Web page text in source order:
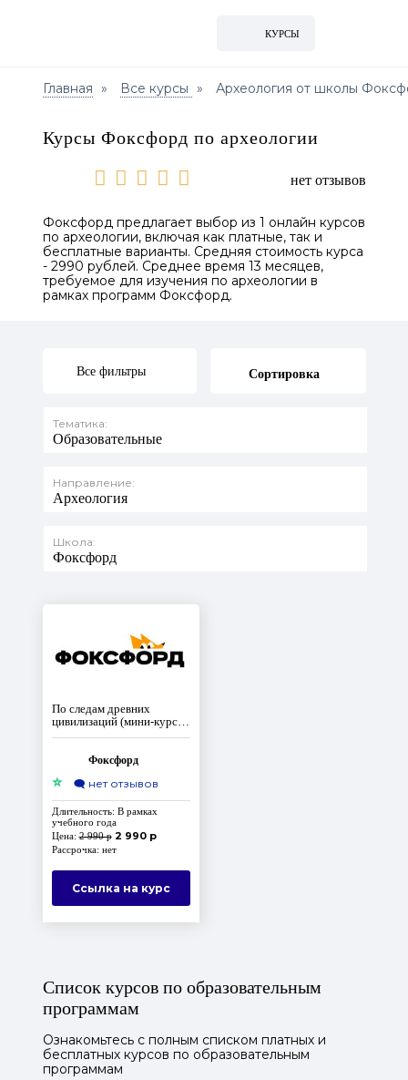
КУРСЫ
Главная Все курсы Археология от школы
Курсы Фоксфорд по археологии
нет отзывов
Фоксфорд предлагает выбор из 1 онлайн курсов
по археологии, включая как платные, так и
бесплатные варианты. Средняя стоимость курса
- 2990 рублей. Среднее время 13 месяцев,
требуемое для изучения по археологии в
рамках программ Фоксфорд.
Все фильтры Сортировка
Тематика:
Образовательные
Направление:
Археология
Школа:
Фоксфорд
По следам древних
цивилизаций (мини-курс
по истории для 5-6
Фоксфорд
⭐ 🗨️ нет отзывов
Длительность: В рамках
учебного года
Цена:2 990 р 2 990 р
Рассрочка: нет
Ссылка на курс
Список курсов по образовательным
программам
Ознакомьтесь с полным списком платных и
бесплатных курсов по образовательным
программам